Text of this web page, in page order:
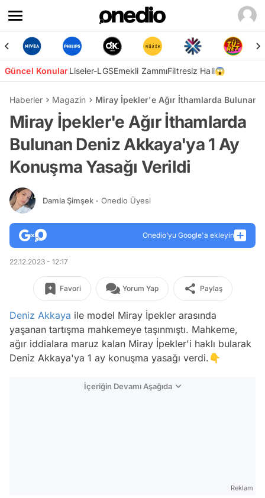
Güncel KonularLiseler-LGSEmekli ZammıFiltresiz Hali😱
Haberler Magazin Miray İpekler'e Ağır İthamlarda Bulunan
Miray İpekler'e Ağır İthamlarda
Bulunan Deniz Akkaya'ya 1 Ay
Konuşma Yasağı Verildi
Damla Şimşek - Onedio Üyesi
Onedio’yu Google'a ekleyin
22.12.2023 - 12:17
Favori Yorum Yap Paylaş
Deniz Akkaya ile model Miray İpekler arasında
yaşanan tartışma mahkemeye taşınmıştı. Mahkeme,
ağır iddialara maruz kalan Miray İpekler'i haklı bularak
Deniz Akkaya'ya 1 ay konuşma yasağı verdi.👇
İçeriğin Devamı Aşağıda
Reklam